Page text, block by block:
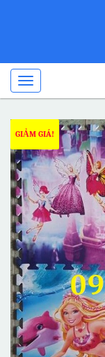
GIẢM GIÁ!